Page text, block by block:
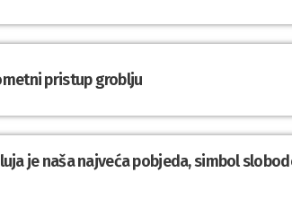
pristup groblju
je naša najveća pobjeda, simbol